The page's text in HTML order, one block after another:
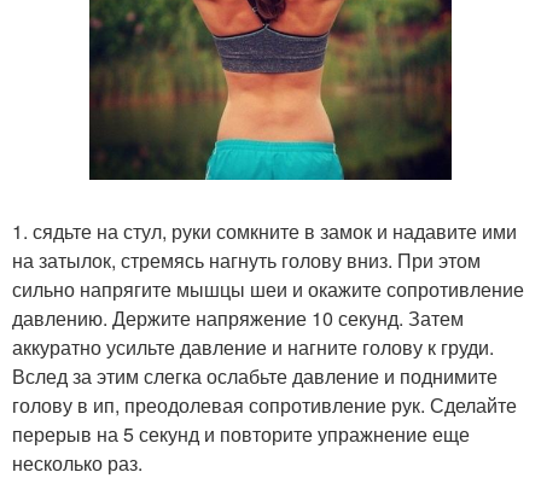
1. сядьте на стул, руки сомкните в замок и надавите ими
на затылок, стремясь нагнуть голову вниз. При этом
сильно напрягите мышцы шеи и окажите сопротивление
давлению. Держите напряжение 10 секунд. Затем
аккуратно усильте давление и нагните голову к груди.
Вслед за этим слегка ослабьте давление и поднимите
голову в ип, преодолевая сопротивление рук. Сделайте
перерыв на 5 секунд и повторите упражнение еще
несколько раз.